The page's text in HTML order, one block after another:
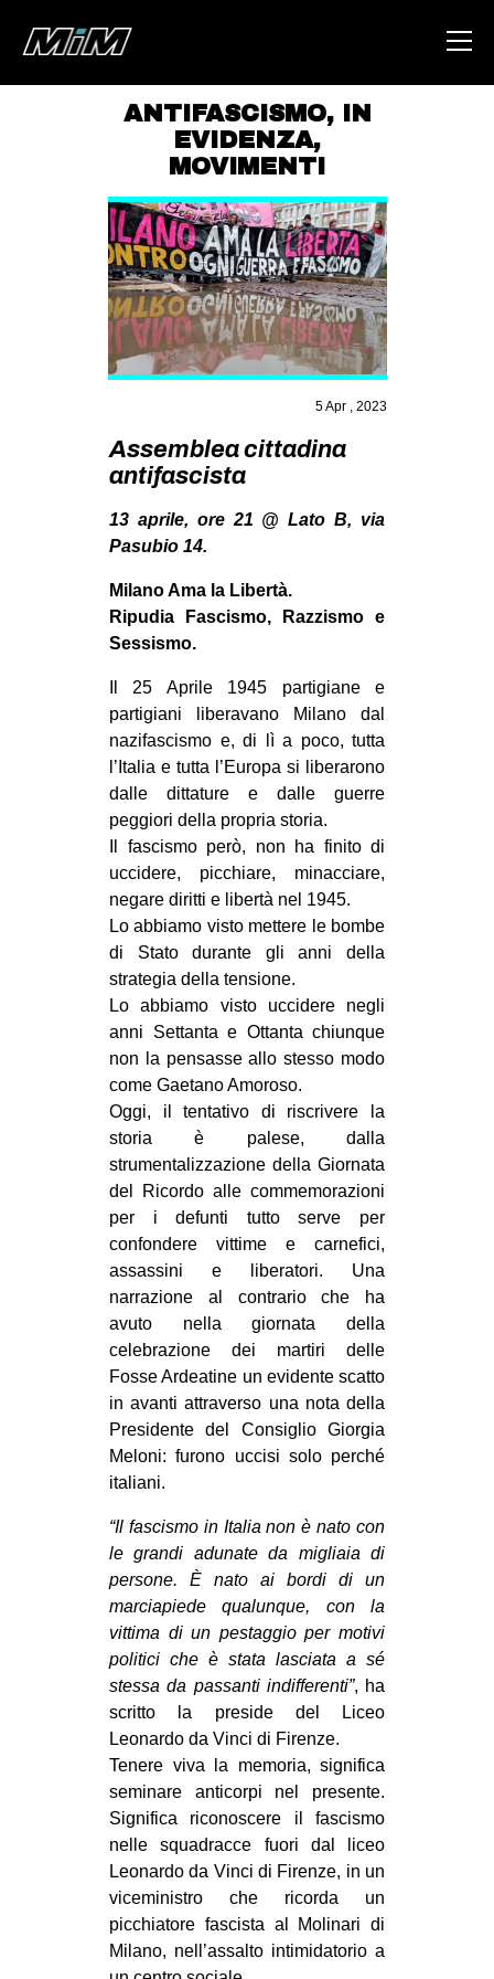
HOME
AREA
DEGENERAZIONE
GAZA FREESTYLE
CSOA LAMBRETTA
ZAM
MOBILITAZIONI
SPAZI
SPORT POPOLARE
AMBIENTE
ANTIFASCISMO
DIRITTO ALL’ABITARE
GENERI
MIGRAZIONI
PRECARIATO
REPRESSIONE
STUDENTI
CULTURE
ARTE
CINEMA
MUSICA
RECENSIONI
INTERNAZIONALE
AFRICA
AMERICHE
ESTREMO ORIENTE
MEDIO ORIENTE
in
Fb
tw
bsky
ms
SEARCH
ANTIFASCISMO,
IN
EVIDENZA,
MOVIMENTI
5 Apr , 2023
Assemblea cittadina
antifascista
13 aprile, ore 21 @ Lato B, via
Pasubio 14.
Milano Ama la Libertà.
Ripudia Fascismo, Razzismo e
Sessismo.
Il 25 Aprile 1945 partigiane e
partigiani liberavano Milano dal
nazifascismo e, di lì a poco, tutta
l’Italia e tutta l’Europa si liberarono
dalle dittature e dalle guerre
peggiori della propria storia.
Il fascismo però, non ha finito di
uccidere, picchiare, minacciare,
negare diritti e libertà nel 1945.
Lo abbiamo visto mettere le bombe
di Stato durante gli anni della
strategia della tensione.
Lo abbiamo visto uccidere negli
anni Settanta e Ottanta chiunque
non la pensasse allo stesso modo
come Gaetano Amoroso.
Oggi, il tentativo di riscrivere la
storia è palese, dalla
strumentalizzazione della Giornata
del Ricordo alle commemorazioni
per i defunti tutto serve per
confondere vittime e carnefici,
assassini e liberatori. Una
narrazione al contrario che ha
avuto nella giornata della
celebrazione dei martiri delle
Fosse Ardeatine un evidente scatto
in avanti attraverso una nota della
Presidente del Consiglio Giorgia
Meloni: furono uccisi solo perché
italiani.
“Il fascismo in Italia non è nato con
le grandi adunate da migliaia di
persone. È nato ai bordi di un
marciapiede qualunque, con la
vittima di un pestaggio per motivi
politici che è stata lasciata a sé
stessa da passanti indifferenti”, ha
scritto la preside del Liceo
Leonardo da Vinci di Firenze.
Tenere viva la memoria, significa
seminare anticorpi nel presente.
Significa riconoscere il fascismo
nelle squadracce fuori dal liceo
Leonardo da Vinci di Firenze, in un
viceministro che ricorda un
picchiatore fascista al Molinari di
Milano, nell’assalto intimidatorio a